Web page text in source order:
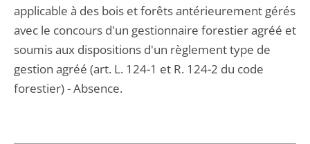
applicable à des bois et forêts antérieurement gérés
avec le concours d'un gestionnaire forestier agréé et
soumis aux dispositions d'un règlement type de
gestion agréé (art. L. 124-1 et R. 124-2 du code
forestier) - Absence.